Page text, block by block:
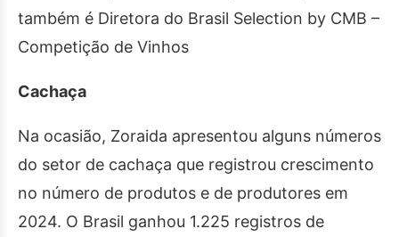
também é Diretora do Brasil Selection by CMB –
Competição de Vinhos
Cachaça
Na ocasião, Zoraida apresentou alguns números
do setor de cachaça que registrou crescimento
no número de produtos e de produtores em
2024. O Brasil ganhou 1.225 registros de